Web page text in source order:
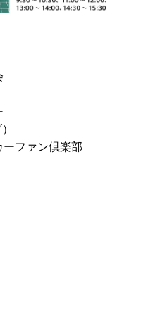
ファン倶楽部